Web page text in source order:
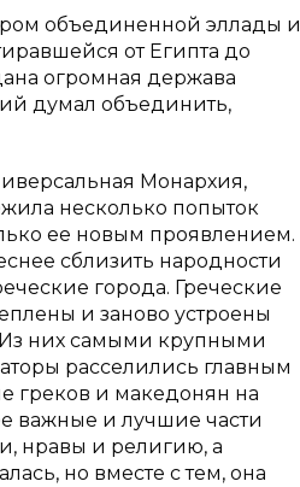
объединенной эллады и
от Египта до
огромная держава
думал объединить,
Монархия,
несколько попыток
ее новым проявлением.
сблизить народности
города. Греческие
и заново устроены
Из них самыми крупными
расселились главным
греков и македонян на
важные и лучшие части
нравы и религию, а
но вместе с тем, она